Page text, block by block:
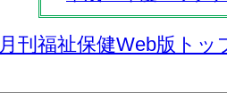
月刊福祉保健Web版トッ